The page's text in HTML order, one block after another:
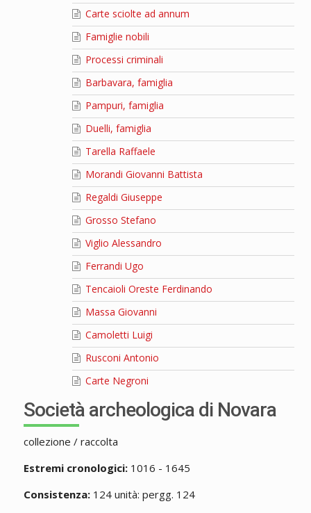
Carte sciolte ad annum
Famiglie nobili
Processi criminali
Barbavara, famiglia
Pampuri, famiglia
Duelli, famiglia
Tarella Raffaele
Morandi Giovanni Battista
Regaldi Giuseppe
Grosso Stefano
Viglio Alessandro
Ferrandi Ugo
Tencaioli Oreste Ferdinando
Massa Giovanni
Camoletti Luigi
Rusconi Antonio
Carte Negroni
Società archeologica di Novara
collezione / raccolta
Estremi cronologici:1016 - 1645
Consistenza:124 unità: pergg. 124